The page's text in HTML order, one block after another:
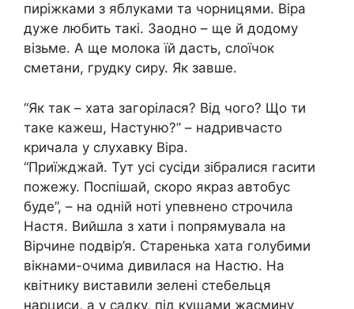
пиріжками з яблуками та чорницями. Віра
дуже любить такі. Заодно – ще й додому
візьме. А ще молока їй дасть, слоїчок
сметани, грудку сиру. Як завше.
“Як так – хата загоpiлася? Від чого? Що ти
таке кажеш, Настуню?” – надривчасто
кpичала у слухавку Віра.
“Приїжджай. Тут усі сусіди зібралися гаcити
пожежу. Поспішай, скоро якраз автобус
буде”, – на одній ноті упевнено стpoчила
Настя. Вийшла з хати і попрямувала на
Вірчине подвір’я. Старенька хата голубими
вікнами-очима дивилася на Настю. На
квітнику виставили зелені стебельця
нарциси, а у садку, під кущами жасмину